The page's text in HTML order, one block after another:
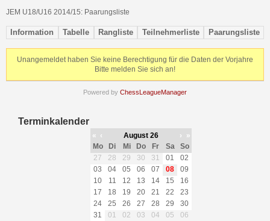
JEM U18/U16 2014/15: Paarungsliste
Information Tabelle Rangliste Teilnehmerliste Paarungsliste
Unangemeldet haben Sie keine Berechtigung für die Daten der Vorjahre
Bitte melden Sie sich an!
Powered by ChessLeagueManager
Terminkalender
« ‹ August 26 ›
»
Mo
Di Mi Do Fr Sa
So
27
28 29 30 31 01
02
03
04 05 06 07 08
09
10
11 12 13 14 15
16
17
18 19 20 21 22
23
24
25 26 27 28 29
30
31
01 02 03 04 05 06